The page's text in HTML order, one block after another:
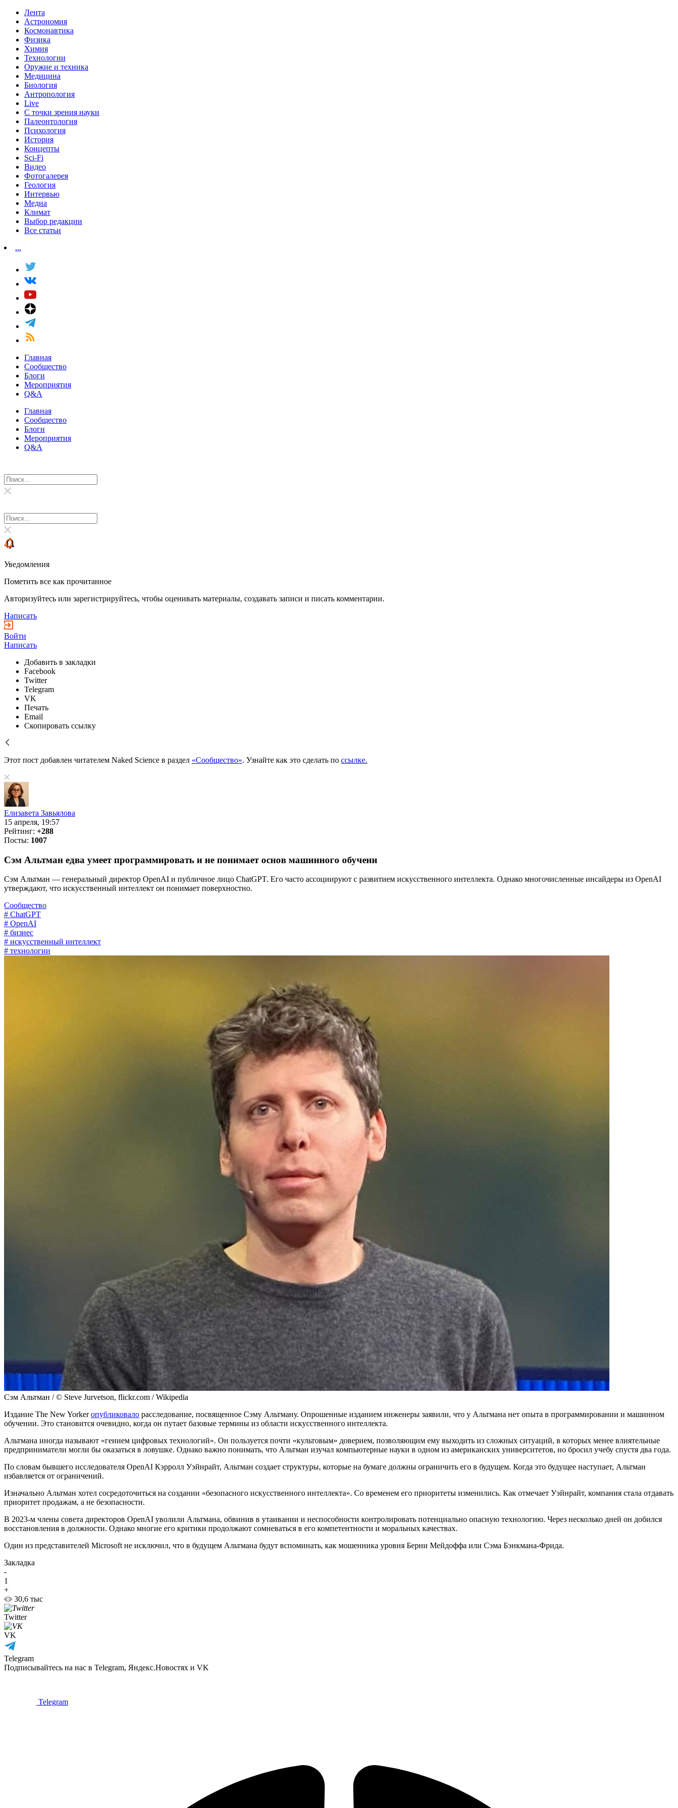
Лента
Астрономия
Космонавтика
Физика
Химия
Технологии
Оружие и техника
Медицина
Биология
Антропология
Live
С точки зрения науки
Палеонтология
Психология
История
Концепты
Sci-Fi
Видео
Фотогалерея
Геология
Интервью
Медиа
Климат
Выбор редакции
Все статьи
...
Главная
Сообщество
Блоги
Мероприятия
Q&A
Главная
Сообщество
Блоги
Мероприятия
Q&A
Уведомления
Пометить все как прочитанное
Авторизуйтесь или зарегистрируйтесь, чтобы оценивать материалы, создавать записи и писать комментарии.
Написать
Войти
Написать
Добавить в закладки
Facebook
Twitter
Telegram
VK
Печать
Email
Скопировать ссылку
Этот пост добавлен читателем Naked Science в раздел «Сообщество». Узнайте как это сделать по ссылке.
Елизавета Завьялова
15 апреля, 19:57
Рейтинг: +288
Посты: 1007
Сэм Альтман едва умеет программировать и не понимает основ машинного обучени
Сэм Альтман — генеральный директор OpenAI и публичное лицо ChatGPT. Его часто ассоциируют с развитием искусственного интеллекта. Однако многочисленные инсайдеры из OpenAI
утверждают, что искусственный интеллект он понимает поверхностно.
Сообщество
# ChatGPT
# OpenAI
# бизнес
# искусственный интеллект
# технологии
Сэм Альтман / © Steve Jurvetson, flickr.com / Wikipedia
Издание The New Yorkerопубликовало расследование, посвященное Сэму Альтману. Опрошенные изданием инженеры заявили, что у Альтмана нет опыта в программировании и машинном
обучении. Это становится очевидно, когда он путает базовые термины из области искусственного интеллекта.
Альтмана иногда называют «гением цифровых технологий». Он пользуется почти «культовым» доверием, позволяющим ему выходить из сложных ситуаций, в которых менее влиятельные
предприниматели могли бы оказаться в ловушке. Однако важно понимать, что Альтман изучал компьютерные науки в одном из американских университетов, но бросил учебу спустя два года.
По словам бывшего исследователя OpenAI Кэрролл Уэйнрайт, Альтман создает структуры, которые на бумаге должны ограничить его в будущем. Когда это будущее наступает, Альтман
избавляется от ограничений.
Изначально Альтман хотел сосредоточиться на создании «безопасного искусственного интеллекта». Со временем его приоритеты изменились. Как отмечает Уэйнрайт, компания стала отдавать
приоритет продажам, а не безопасности.
В 2023-м члены совета директоров OpenAI уволили Альтмана, обвинив в утаивании и неспособности контролировать потенциально опасную технологию. Через несколько дней он добился
восстановления в должности. Однако многие его критики продолжают сомневаться в его компетентности и моральных качествах.
Один из представителей Microsoft не исключил, что в будущем Альтмана будут вспоминать, как мошенника уровня Берни Мейдоффа или Сэма Бэнкмана-Фрида.
Закладка
-
1
+
30,6 тыс
Twitter
VK
Telegram
Подписывайтесь на нас в Telegram, Яндекс.Новостях и VK
Telegram